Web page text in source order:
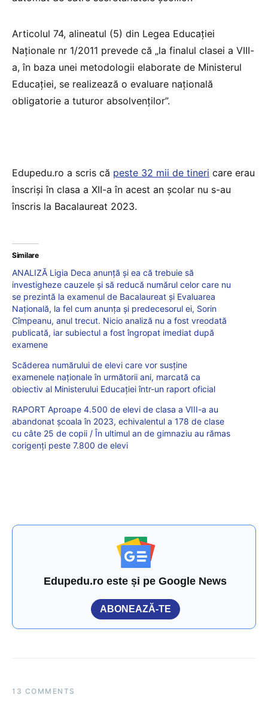
Articolul 74, alineatul (5) din Legea Educației
Naționale nr 1/2011 prevede că „la finalul clasei a VIII-
a, în baza unei metodologii elaborate de Ministerul
Educației, se realizează o evaluare națională
obligatorie a tuturor absolvenților”.
Edupedu.ro a scris că peste 32 mii de tineri care erau
înscriși în clasa a XII-a în acest an școlar nu s-au
înscris la Bacalaureat 2023.
Similare
ANALIZĂ Ligia Deca anunță și ea că trebuie să
investigheze cauzele și să reducă numărul celor care nu
se prezintă la examenul de Bacalaureat și Evaluarea
Națională, la fel cum anunța și predecesorul ei, Sorin
Cîmpeanu, anul trecut. Nicio analiză nu a fost vreodată
publicată, iar subiectul a fost îngropat imediat după
examene
Scăderea numărului de elevi care vor susține
examenele naționale în următorii ani, marcată ca
obiectiv al Ministerului Educației într-un raport oficial
RAPORT Aproape 4.500 de elevi de clasa a VIII-a au
abandonat școala în 2023, echivalentul a 178 de clase
cu câte 25 de copii / În ultimul an de gimnaziu au rămas
corigenți peste 7.800 de elevi
Edupedu.ro este și pe Google News
ABONEAZĂ-TE
13 COMMENTS